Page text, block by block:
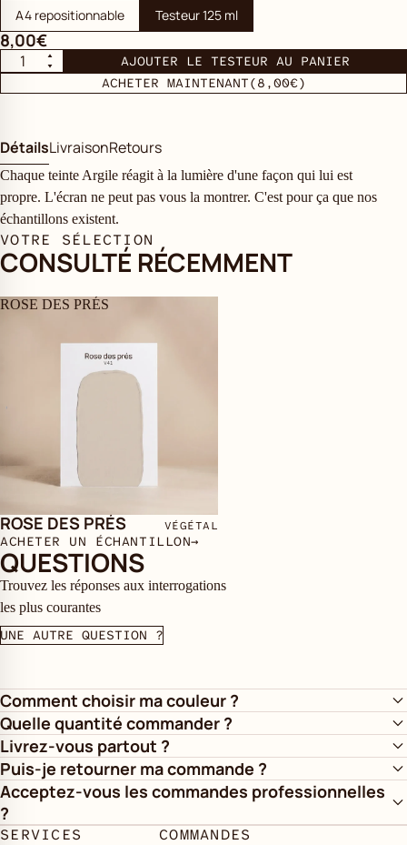
A4 repositionnable Testeur 125 ml
8,00€
AJOUTER LE TESTEUR AU PANIER
ACHETER MAINTENANT(8,00€)
DétailsLivraisonRetours
Chaque teinte Argile réagit à la lumière d'une façon qui lui est
propre. L'écran ne peut pas vous la montrer. C'est pour ça que nos
échantillons existent.
VOTRE SÉLECTION
CONSULTÉ RÉCEMMENT
ROSE DES PRÉS
ROSE DES PRÉS VÉGÉTAL
ACHETER UN ÉCHANTILLON→
QUESTIONS
Trouvez les réponses aux interrogations
les plus courantes
UNE AUTRE QUESTION ?
Comment choisir ma couleur ?
Quelle quantité commander ?
Livrez-vous partout ?
Puis-je retourner ma commande ?
Acceptez-vous les commandes professionnelles
?
SERVICES COMMANDES